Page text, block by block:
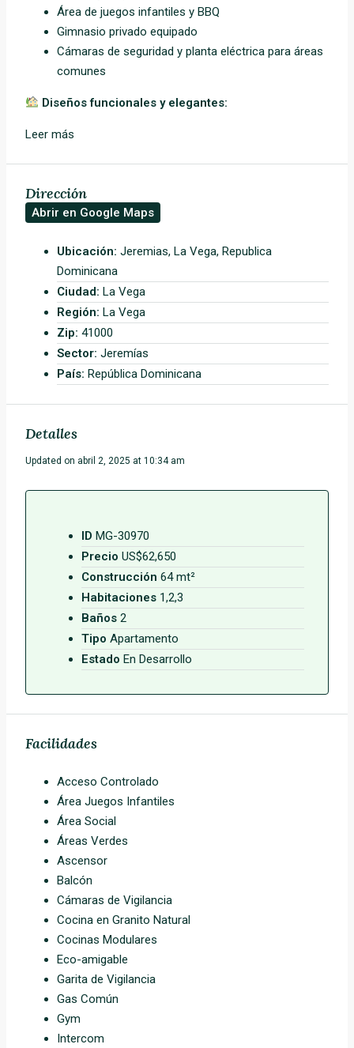
Área de juegos infantiles y BBQ
Gimnasio privado equipado
Cámaras de seguridad y planta eléctrica para áreas
comunes
Diseños funcionales y elegantes:
Leer más
Dirección
Abrir en Google Maps
Ubicación: Jeremias, La Vega, Republica
Dominicana
Ciudad: La Vega
Región: La Vega
Zip: 41000
Sector: Jeremías
País: República Dominicana
Detalles
Updated on abril 2, 2025 at 10:34 am
ID MG-30970
Precio US$62,650
Construcción 64 mt²
Habitaciones 1,2,3
Baños 2
Tipo Apartamento
Estado En Desarrollo
Facilidades
Acceso Controlado
Área Juegos Infantiles
Área Social
Áreas Verdes
Ascensor
Balcón
Cámaras de Vigilancia
Cocina en Granito Natural
Cocinas Modulares
Eco-amigable
Garita de Vigilancia
Gas Común
Gym
Intercom